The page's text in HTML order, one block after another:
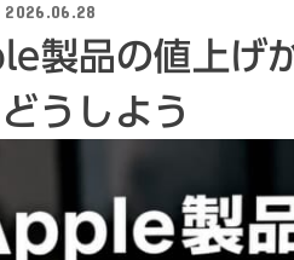
2026.06.28
製品の値上げ
うしよう